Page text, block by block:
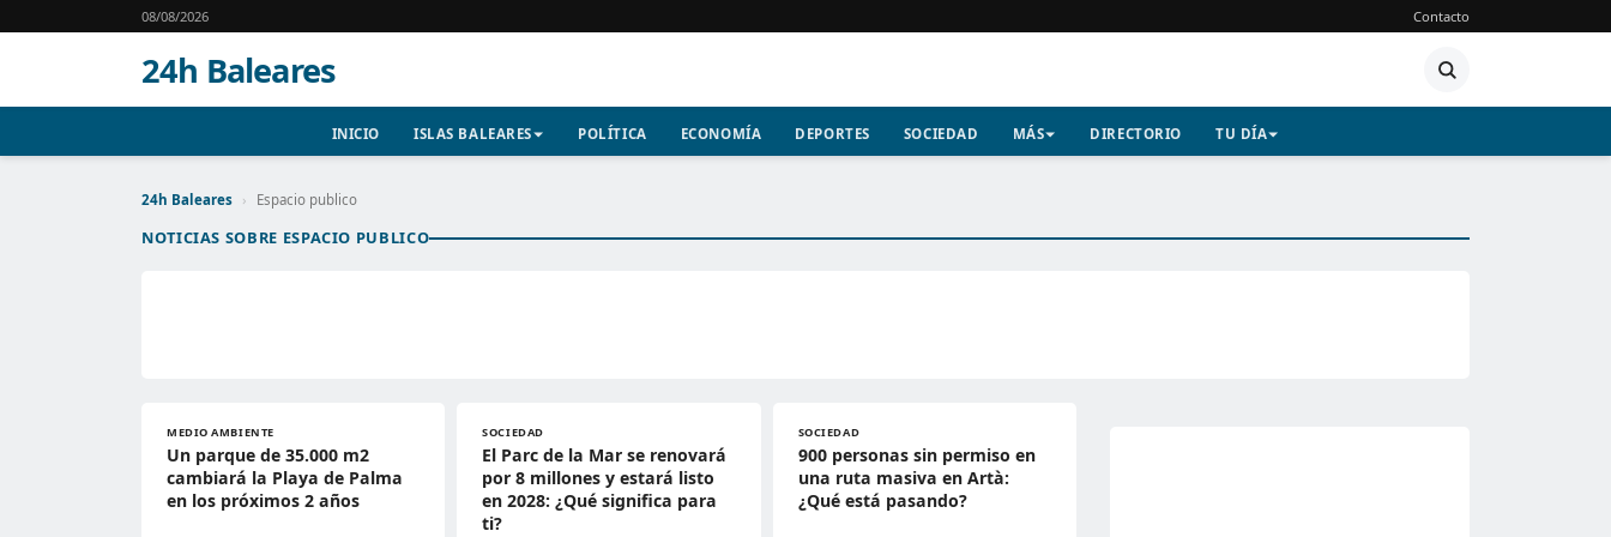
08/08/2026 Contacto
24h Baleares
INICIO ISLAS BALEARES POLÍTICA ECONOMÍA DEPORTES SOCIEDAD MÁS DIRECTORIO TU DÍA
24h Baleares › Espacio publico
NOTICIAS SOBRE ESPACIO PUBLICO
MEDIO AMBIENTE
Un parque de 35.000 m2
cambiará la Playa de Palma
en los próximos 2 años
SOCIEDAD
El Parc de la Mar se renovará
por 8 millones y estará listo
en 2028: ¿Qué significa para
ti?
SOCIEDAD
900 personas sin permiso en
una ruta masiva en Artà:
¿Qué está pasando?